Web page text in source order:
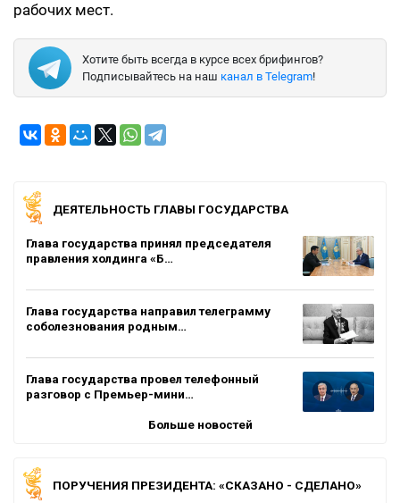
рабочих мест.
Хотите быть всегда в курсе всех брифингов?
Подписывайтесь на наш канал в Telegram!
ДЕЯТЕЛЬНОСТЬ ГЛАВЫ ГОСУДАРСТВА
Глава государства принял председателя
правления холдинга «Б…
Глава государства направил телеграмму
соболезнования родным…
Глава государства провел телефонный
разговор с Премьер-мини…
Больше новостей
ПОРУЧЕНИЯ ПРЕЗИДЕНТА: «СКАЗАНО - СДЕЛАНО»